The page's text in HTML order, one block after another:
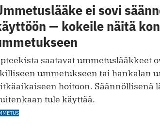
ei sovi
— kokeile näitä
saatavat ummetuslääkkeet
ummetukseen tai hankalan
hoitoon. Säännöllisenä
tule käyttää.